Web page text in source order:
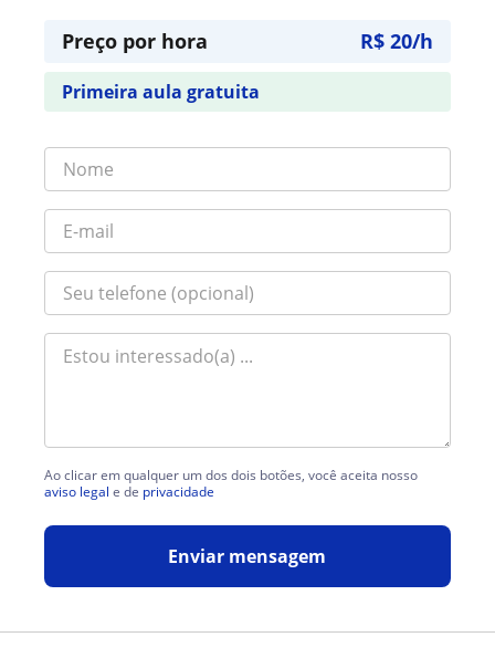
Preço por hora R$ 20/h
Primeira aula gratuita
Ao clicar em qualquer um dos dois botões, você aceita nosso
aviso legal e de privacidade
Enviar mensagem